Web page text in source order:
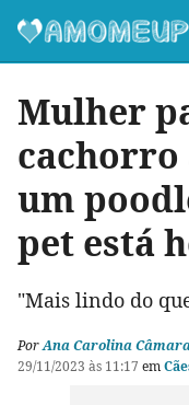
Mulher
cachorro
um
pet está
"Mais lindo do
PorAna Carolina
29/11/2023 às 11:17 em